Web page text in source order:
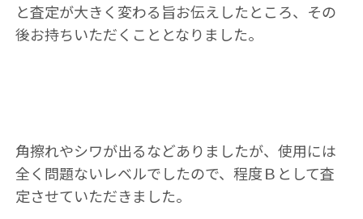
と査定が大きく変わる旨お伝えしたところ、その
後お持ちいただくこととなりました。
角擦れやシワが出るなどありましたが、使用には
全く問題ないレベルでしたので、程度Ｂとして査
定させていただきました。